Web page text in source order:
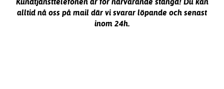
alltid nå oss på mail där vi svarar löpande och senast
inom 24h.